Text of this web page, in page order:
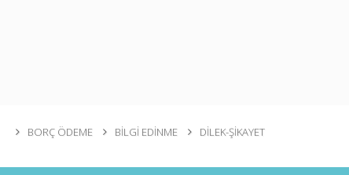
BORÇ ÖDEME BİLGİ EDİNME DİLEK-ŞİKAYET